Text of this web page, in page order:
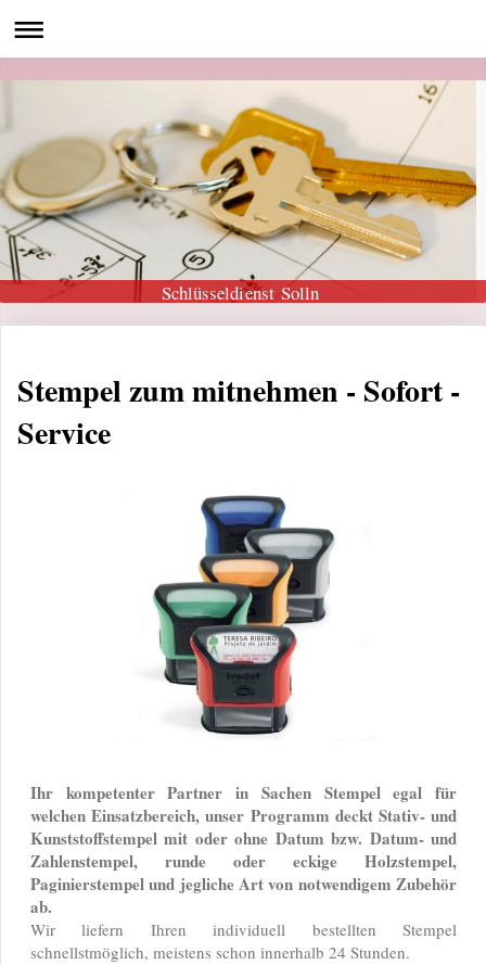
Schlüsseldienst Solln
Stempel zum mitnehmen - Sofort -
Service
Ihr kompetenter Partner in Sachen Stempel egal für
welchen Einsatzbereich, unser Programm deckt Stativ- und
Kunststoffstempel mit oder ohne Datum bzw. Datum- und
Zahlenstempel, runde oder eckige Holzstempel,
Paginierstempel und jegliche Art von notwendigem Zubehör
ab.
Wir liefern Ihren individuell bestellten Stempel
schnellstmöglich, meistens schon innerhalb 24 Stunden.